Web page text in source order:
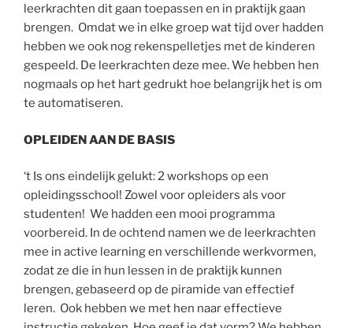
leerkrachten dit gaan toepassen en in praktijk gaan
brengen. Omdat we in elke groep wat tijd over hadden
hebben we ook nog rekenspelletjes met de kinderen
gespeeld. De leerkrachten deze mee. We hebben hen
nogmaals op het hart gedrukt hoe belangrijk het is om
te automatiseren.
OPLEIDEN AAN DE BASIS
‘t Is ons eindelijk gelukt: 2 workshops op een
opleidingsschool! Zowel voor opleiders als voor
studenten! We hadden een mooi programma
voorbereid. In de ochtend namen we de leerkrachten
mee in active learning en verschillende werkvormen,
zodat ze die in hun lessen in de praktijk kunnen
brengen, gebaseerd op de piramide van effectief
leren. Ook hebben we met hen naar effectieve